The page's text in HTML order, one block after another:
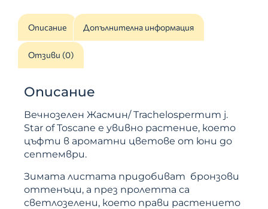
Описание Допълнителна информация
Отзиви (0)
Описание
Вечнозелен Жасмин/ Trachelospermum j.
Star of Toscane е увивно растение, което
цъфти в ароматни цветове от юни до
септември.
Зимата листата придобиват бронзови
оттенъци, а през пролетта са
светлозелени, което прави растението